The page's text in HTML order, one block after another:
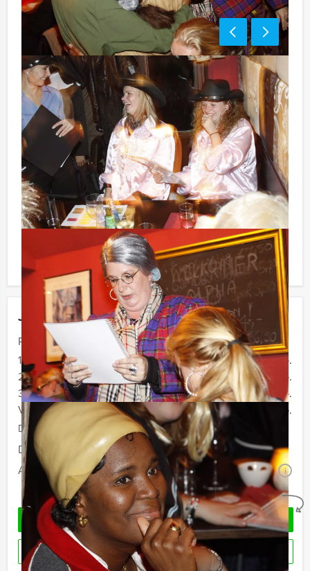
Jouw uitje
Prijs :
10 - 19 personen
€ 64,50 p.p.
20 - 29 personen
€ 62,50 p.p.
30 - 39 pesonen
€ 59,50 p.p.
Vanaf 40 personen
€ 56,50 p.p.
De prijzen zijn exclusief BTW
Duur:
4 uur
Aantal:
Minimaal 10 personen i
Geheel vrijblijvend
OFFERTE AANVRAGEN
RESERVEREN
Optioneel:
Niet telkens uw knip hoeven trekken om uw drankje af
te rekenen? Voor € 13,50 per persoon per uur dat u in
het restaurant doorbrengt (excl. BTW) kunt u
gebruikmaken van het drankarrangement, waarbij u
onbeperkt kunt genieten van bier, fris, huiswijn, koffie
en thee. En… zo komt u ook achteraf niet voor
verrassingen te staan!
Komt u niet aan het minimale aantal deelnemers? Als u
bereid bent voor het minimale aantal te betalen, kunt u
ook gewoon voor minder personen boeken.